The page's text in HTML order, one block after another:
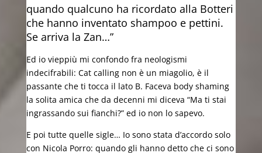
quando qualcuno ha ricordato alla Botteri
che hanno inventato shampoo e pettini.
Se arriva la Zan…”
Ed io vieppiù mi confondo fra neologismi
indecifrabili: Cat calling non è un miagolio, è il
passante che ti tocca il lato B. Faceva body shaming
la solita amica che da decenni mi diceva “Ma ti stai
ingrassando sui fianchi?” ed io non lo sapevo.
E poi tutte quelle sigle… Io sono stata d’accordo solo
con Nicola Porro: quando gli hanno detto che ci sono